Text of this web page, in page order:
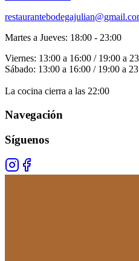
Martes a Jueves: 18:00 - 23:00
Viernes: 13:00 a 16:00 / 19:00 a
Sábado: 13:00 a 16:00 / 19:00 a
La cocina cierra a las 22:00
Navegación
Síguenos